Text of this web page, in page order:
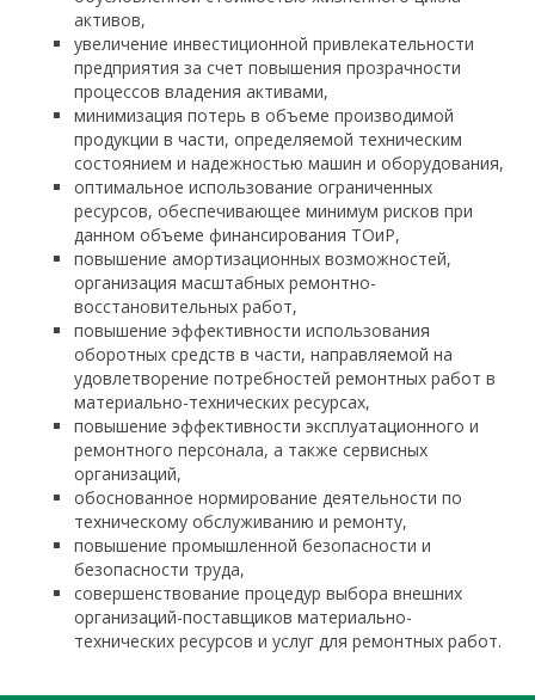
активов,
увеличение инвестиционной привлекательности
предприятия за счет повышения прозрачности
процессов владения активами,
минимизация потерь в объеме производимой
продукции в части, определяемой техническим
состоянием и надежностью машин и оборудования,
оптимальное использование ограниченных
ресурсов, обеспечивающее минимум рисков при
данном объеме финансирования ТОиР,
повышение амортизационных возможностей,
организация масштабных ремонтно-
восстановительных работ,
повышение эффективности использования
оборотных средств в части, направляемой на
удовлетворение потребностей ремонтных работ в
материально-технических ресурсах,
повышение эффективности эксплуатационного и
ремонтного персонала, а также сервисных
организаций,
обоснованное нормирование деятельности по
техническому обслуживанию и ремонту,
повышение промышленной безопасности и
безопасности труда,
совершенствование процедур выбора внешних
организаций-поставщиков материально-
технических ресурсов и услуг для ремонтных работ.